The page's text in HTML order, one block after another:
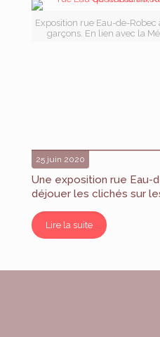
Exposition rue Eau-de-
garçons. En lien avec la
25 juin 2020
Une exposition rue Eau-
déjouer les clichés sur
Lire la suite